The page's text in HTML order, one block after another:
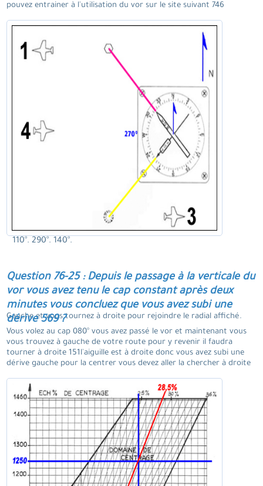
pouvez entrainer à l'utilisation du vor sur le site suivant 746
110°. 290°. 140°.
Question 76-25 : Depuis le passage à la verticale du
vor vous avez tenu le cap constant après deux
minutes vous concluez que vous avez subi une
dérive 569 ?
Gauche et vous tournez à droite pour rejoindre le radial affiché.
Vous volez au cap 080° vous avez passé le vor et maintenant vous
vous trouvez à gauche de votre route pour y revenir il faudra
tourner à droite 151l'aiguille est à droite donc vous avez subi une
dérive gauche pour la centrer vous devez aller la chercher à droite